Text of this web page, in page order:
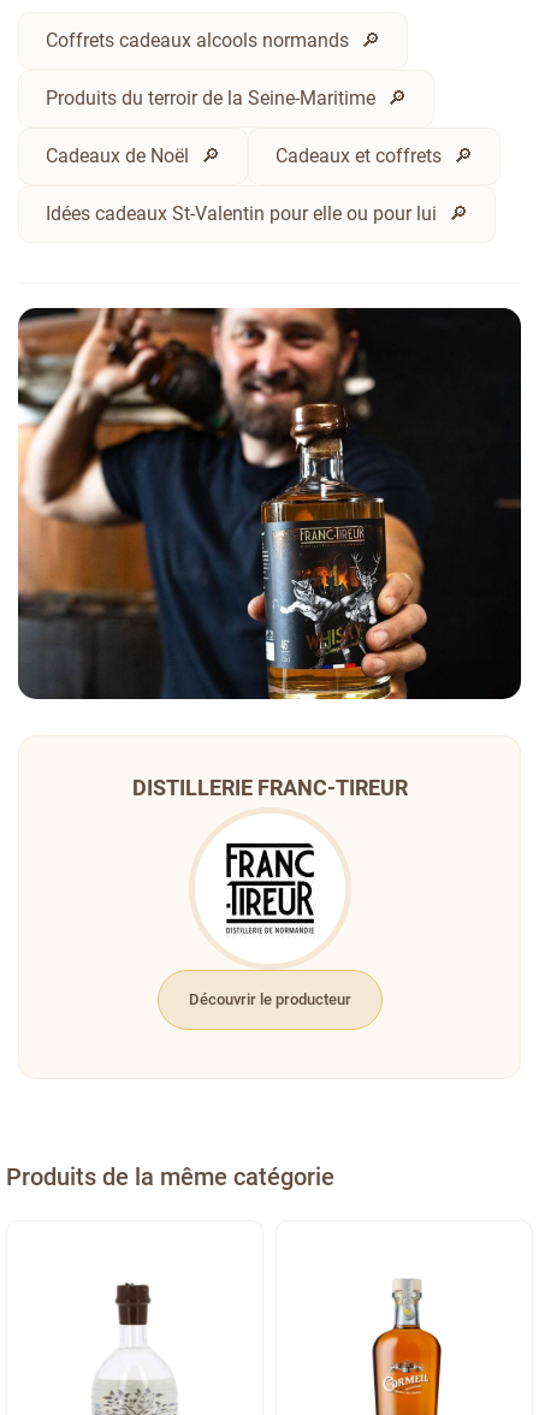
Coffrets cadeaux alcools normands
Produits du terroir de la Seine-Maritime
Cadeaux de Noël Cadeaux et coffrets
Idées cadeaux St-Valentin pour elle ou pour lui
DISTILLERIE FRANC-TIREUR
Découvrir le producteur
Produits de la même catégorie